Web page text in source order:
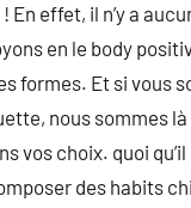
En effet, il n’y a
en le body
formes. Et si vous
nous sommes
vos choix. quoi
des habits